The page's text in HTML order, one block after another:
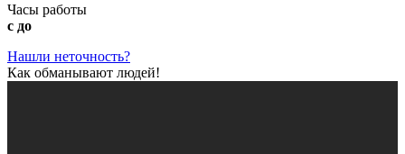
Часы работы
с до
Нашли неточность?
Как обманывают людей!